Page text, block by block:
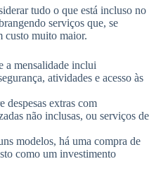
tudo o que está incluso no
serviços que, se
custo muito maior.
a mensalidade inclui
atividades e acesso às
despesas extras com
não inclusas, ou serviços de
modelos, há uma compra de
como um investimento